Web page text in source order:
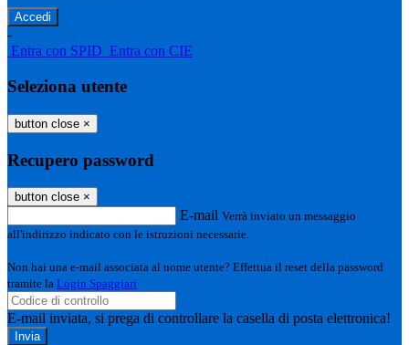
-
Entra con SPID Entra con CIE
Seleziona utente
button close ×
Recupero password
button close ×
E-mail Verrà inviato un messaggio
all'indirizzo indicato con le istruzioni necessarie.
Non hai una e-mail associata al nome utente? Effettua il reset della password
tramite la Login Spaggiari
E-mail inviata, si prega di controllare la casella di posta elettronica!